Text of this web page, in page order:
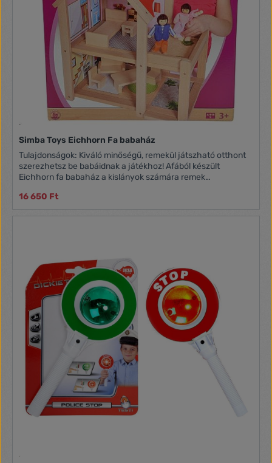
Simba Toys Eichhorn Fa babaház
Tulajdonságok: Kiváló minőségű, remekül játszható otthont
szerezhetsz be babáidnak a játékhoz! Afából készült
Eichhorn fa babaház a kislányok számára remek
valamint a játék elkezdéséhez két baba is tartozik hozzá. A
kiegészítőkkel is felszerelt babaház a sziba igazi dísze lesz,
16 650 Ft